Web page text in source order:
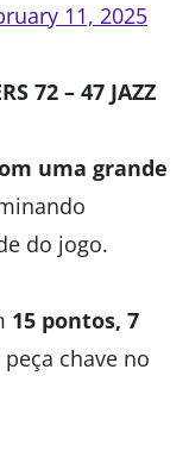
11, 2025
72 – 47 JAZZ
uma grande
do jogo.
15 pontos, 7
chave no